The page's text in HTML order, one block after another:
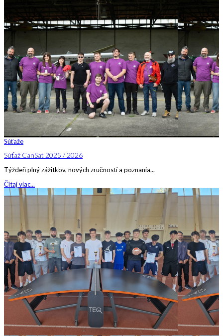
Súťaže
Súťaž CanSat 2025 / 2026
Týždeň plný zážitkov, nových zručností a poznania...
Čítaj viac...